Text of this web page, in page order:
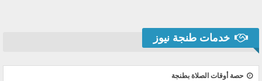
خدمات طنجة نيوز
حصة أوقات الصلاة بطنجة